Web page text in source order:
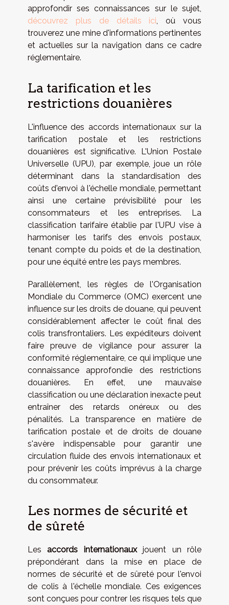
approfondir ses connaissances sur le sujet,
découvrez plus de détails ici, où vous
trouverez une mine d'informations pertinentes
et actuelles sur la navigation dans ce cadre
réglementaire.
La tarification et les
restrictions douanières
L'influence des accords internationaux sur la
tarification postale et les restrictions
douanières est significative. L'Union Postale
Universelle (UPU), par exemple, joue un rôle
déterminant dans la standardisation des
coûts d'envoi à l'échelle mondiale, permettant
ainsi une certaine prévisibilité pour les
consommateurs et les entreprises. La
classification tarifaire établie par l'UPU vise à
harmoniser les tarifs des envois postaux,
tenant compte du poids et de la destination,
pour une équité entre les pays membres.
Parallèlement, les règles de l'Organisation
Mondiale du Commerce (OMC) exercent une
influence sur les droits de douane, qui peuvent
considérablement affecter le coût final des
colis transfrontaliers. Les expéditeurs doivent
faire preuve de vigilance pour assurer la
conformité réglementaire, ce qui implique une
connaissance approfondie des restrictions
douanières. En effet, une mauvaise
classification ou une déclaration inexacte peut
entraîner des retards onéreux ou des
pénalités. La transparence en matière de
tarification postale et de droits de douane
s'avère indispensable pour garantir une
circulation fluide des envois internationaux et
pour prévenir les coûts imprévus à la charge
du consommateur.
Les normes de sécurité et
de sûreté
Lesaccords internationauxjouent un rôle
prépondérant dans la mise en place de
normes de sécurité et de sûreté pour l'envoi
de colis à l'échelle mondiale. Ces exigences
sont conçues pour contrer les risques tels que